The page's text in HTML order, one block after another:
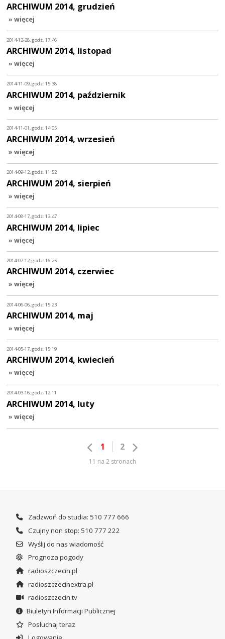
ARCHIWUM 2014, grudzień
» więcej
2014-12-28, godz. 17:46
ARCHIWUM 2014, listopad
» więcej
2014-11-09, godz. 15:38
ARCHIWUM 2014, październik
» więcej
2014-11-01, godz. 14:05
ARCHIWUM 2014, wrzesień
» więcej
2014-09-12, godz. 11:52
ARCHIWUM 2014, sierpień
» więcej
2014-08-17, godz. 13:47
ARCHIWUM 2014, lipiec
» więcej
2014-07-12, godz. 16:25
ARCHIWUM 2014, czerwiec
» więcej
2014-06-06, godz. 15:23
ARCHIWUM 2014, maj
» więcej
2014-05-17, godz. 15:19
ARCHIWUM 2014, kwiecień
» więcej
2014-03-16, godz. 12:11
ARCHIWUM 2014, luty
» więcej
1 2
11 na 2 stronach
Zadzwoń do studia: 510 777 666
Czujny non stop: 510 777 222
Wyślij do nas wiadomość
Prognoza pogody
radioszczecin.pl
radioszczecinextra.pl
radioszczecin.tv
Biuletyn Informacji Publicznej
Posłuchaj teraz